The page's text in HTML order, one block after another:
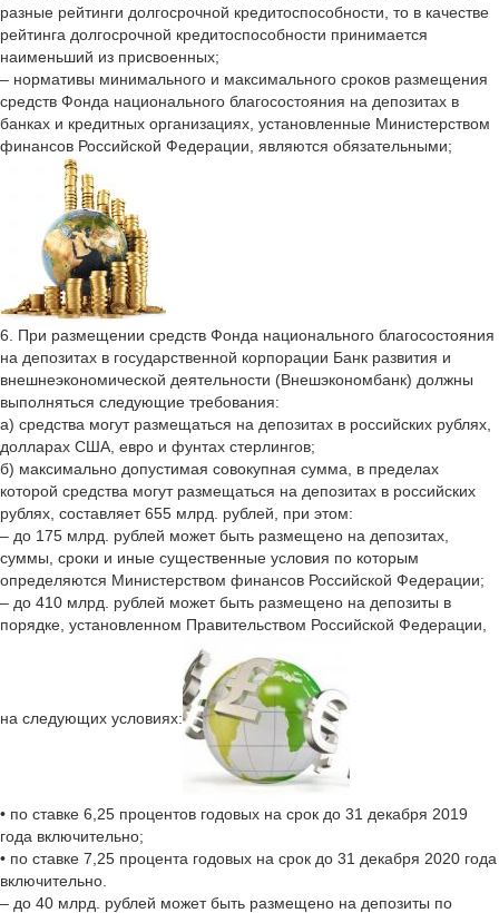
разные рейтинги долгосрочной кредитоспособности, то в качестве
рейтинга долгосрочной кредитоспособности принимается
наименьший из присвоенных;
– нормативы минимального и максимального сроков размещения
средств Фонда национального благосостояния на депозитах в
банках и кредитных организациях, установленные Министерством
финансов Российской Федерации, являются обязательными;
6. При размещении средств Фонда национального благосостояния
на депозитах в государственной корпорации Банк развития и
внешнеэкономической деятельности (Внешэкономбанк) должны
выполняться следующие требования:
а) средства могут размещаться на депозитах в российских рублях,
долларах США, евро и фунтах стерлингов;
б) максимально допустимая совокупная сумма, в пределах
которой средства могут размещаться на депозитах в российских
рублях, составляет 655 млрд. рублей, при этом:
– до 175 млрд. рублей может быть размещено на депозитах,
суммы, сроки и иные существенные условия по которым
определяются Министерством финансов Российской Федерации;
– до 410 млрд. рублей может быть размещено на депозиты в
порядке, установленном Правительством Российской Федерации,
на следующих условиях:
• по ставке 6,25 процентов годовых на срок до 31 декабря 2019
года включительно;
• по ставке 7,25 процента годовых на срок до 31 декабря 2020 года
включительно.
– до 40 млрд. рублей может быть размещено на депозиты по